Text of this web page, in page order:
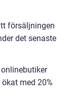
försäljningen
det senaste
med 20%